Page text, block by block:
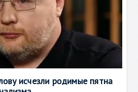
исчезли родимые пятна